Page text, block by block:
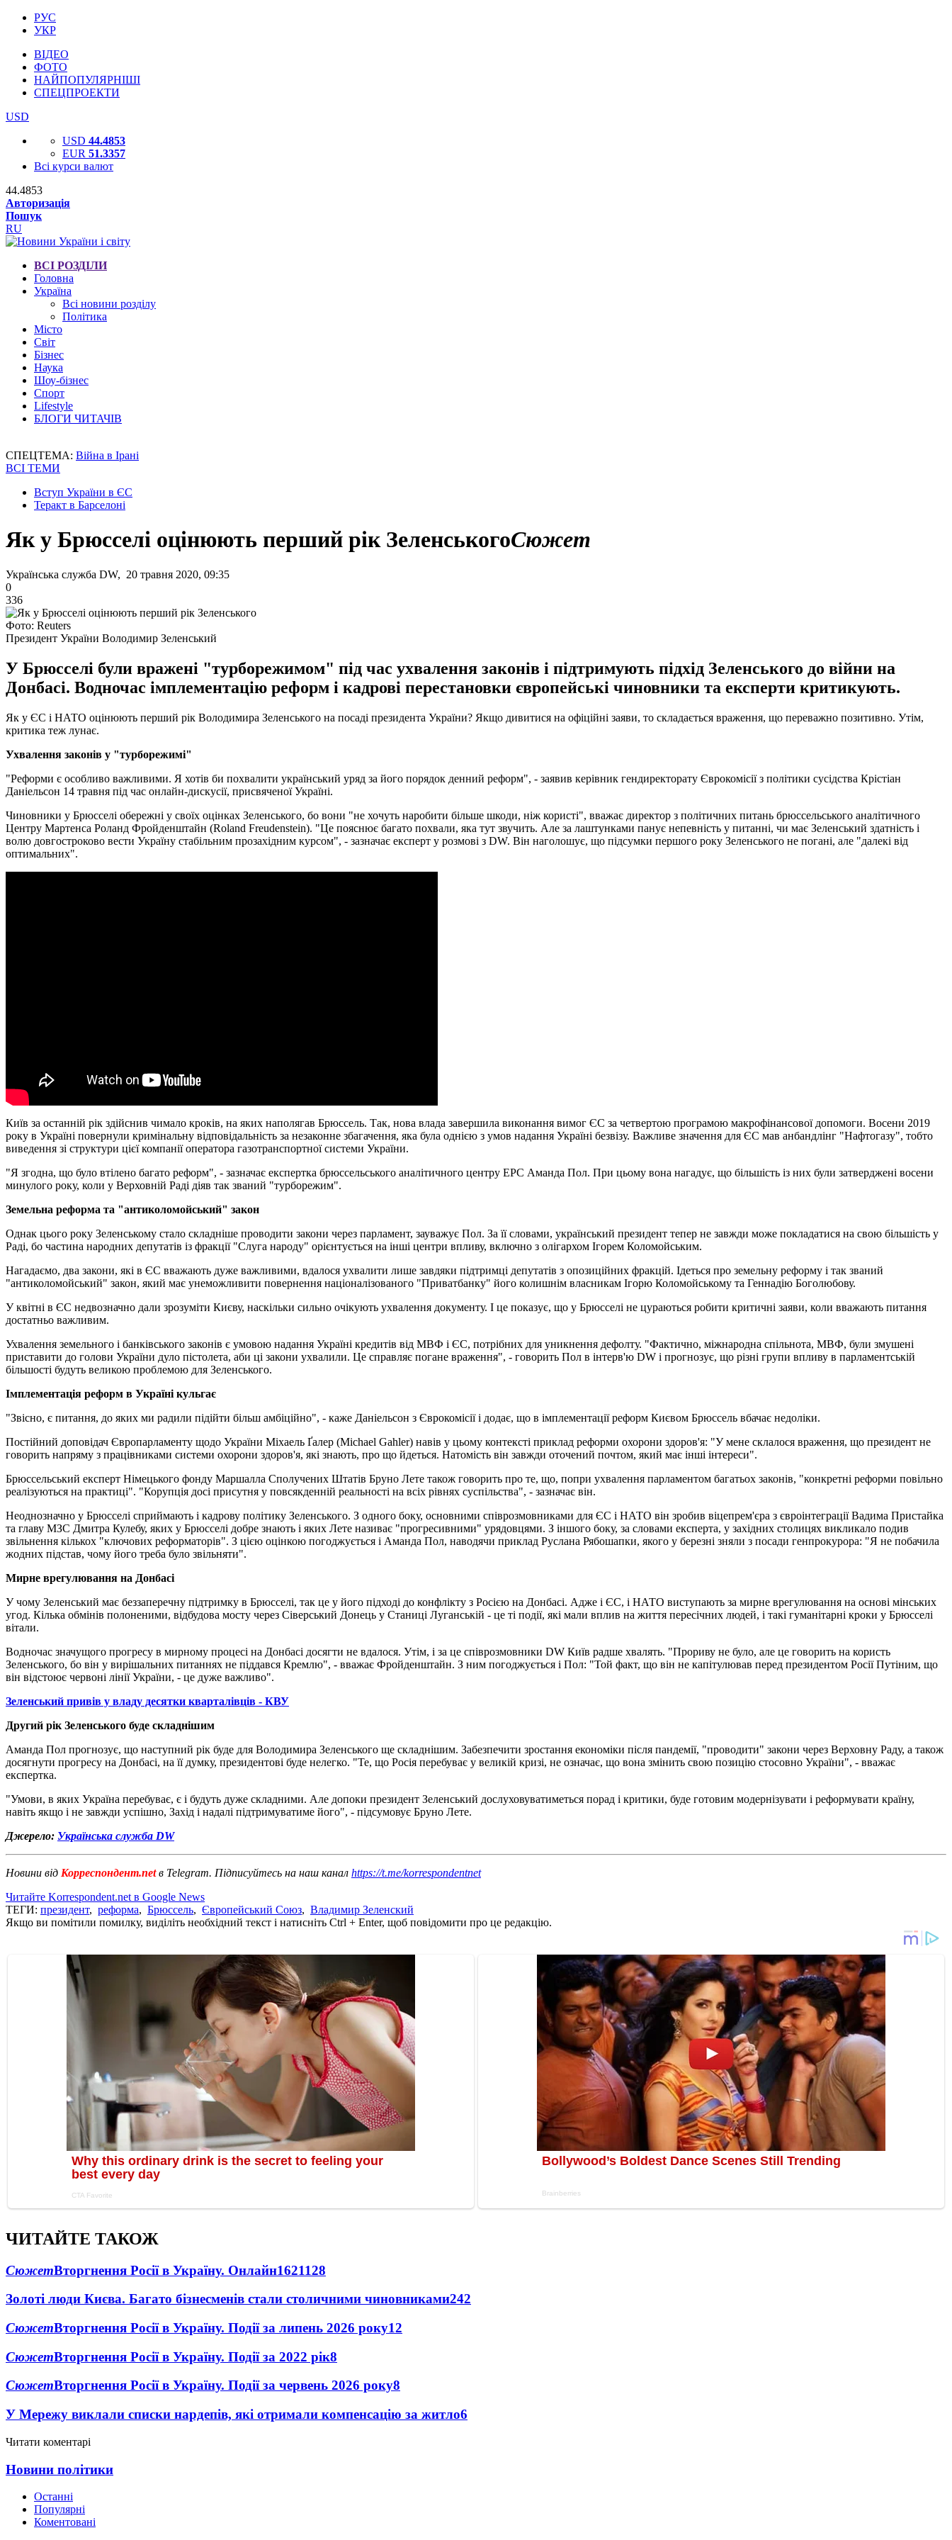
РУС
УКР
ВІДЕО
ФОТО
НАЙПОПУЛЯРНІШІ
СПЕЦПРОЕКТИ
USD
USD 44.4853
EUR 51.3357
Всі курси валют
44.4853
Авторизація
Пошук
RU
ВСІ РОЗДІЛИ
Головна
Україна
Всі новини розділу
Політика
Місто
Світ
Бізнес
Наука
Шоу-бізнес
Спорт
Lifestyle
БЛОГИ ЧИТАЧІВ
СПЕЦТЕМА: Війна в Ірані
ВСІ ТЕМИ
Вступ України в ЄС
Теракт в Барселоні
Як у Брюсселі оцінюють перший рік ЗеленськогоСюжет
Українська служба DW, 20 травня 2020, 09:35
0
336
Фото: Reuters
Президент України Володимир Зеленський
У Брюсселі були вражені "турборежимом" під час ухвалення законів і підтримують підхід Зеленського до війни на
Донбасі. Водночас імплементацію реформ і кадрові перестановки європейські чиновники та експерти критикують.
Як у ЄС і НАТО оцінюють перший рік Володимира Зеленського на посаді президента України? Якщо дивитися на офіційні заяви, то складається враження, що переважно позитивно. Утім,
критика теж лунає.
Ухвалення законів у "турборежимі"
"Реформи є особливо важливими. Я хотів би похвалити український уряд за його порядок денний реформ", - заявив керівник гендиректорату Єврокомісії з політики сусідства Крістіан
Даніельсон 14 травня під час онлайн-дискусії, присвяченої Україні.
Чиновники у Брюсселі обережні у своїх оцінках Зеленського, бо вони "не хочуть наробити більше шкоди, ніж користі", вважає директор з політичних питань брюссельського аналітичного
Центру Мартенса Роланд Фройденштайн (Roland Freudenstein). "Це пояснює багато похвали, яка тут звучить. Але за лаштунками панує непевність у питанні, чи має Зеленський здатність і
волю довгостроково вести Україну стабільним прозахідним курсом", - зазначає експерт у розмові з DW. Він наголошує, що підсумки першого року Зеленського не погані, але "далекі від
оптимальних".
Київ за останній рік здійснив чимало кроків, на яких наполягав Брюссель. Так, нова влада завершила виконання вимог ЄС за четвертою програмою макрофінансової допомоги. Восени 2019
року в Україні повернули кримінальну відповідальність за незаконне збагачення, яка була однією з умов надання Україні безвізу. Важливе значення для ЄС мав анбандлінг "Нафтогазу", тобто
виведення зі структури цієї компанії оператора газотранспортної системи України.
"Я згодна, що було втілено багато реформ", - зазначає експертка брюссельського аналітичного центру EPC Аманда Пол. При цьому вона нагадує, що більшість із них були затверджені восени
минулого року, коли у Верховній Раді діяв так званий "турборежим".
Земельна реформа та "антиколомойський" закон
Однак цього року Зеленському стало складніше проводити закони через парламент, зауважує Пол. За її словами, український президент тепер не завжди може покладатися на свою більшість у
Раді, бо частина народних депутатів із фракції "Слуга народу" орієнтується на інші центри впливу, включно з олігархом Ігорем Коломойським.
Нагадаємо, два закони, які в ЄС вважають дуже важливими, вдалося ухвалити лише завдяки підтримці депутатів з опозиційних фракцій. Ідеться про земельну реформу і так званий
"антиколомойський" закон, який має унеможливити повернення націоналізованого "Приватбанку" його колишнім власникам Ігорю Коломойському та Геннадію Боголюбову.
У квітні в ЄС недвозначно дали зрозуміти Києву, наскільки сильно очікують ухвалення документу. І це показує, що у Брюсселі не цураються робити критичні заяви, коли вважають питання
достатньо важливим.
Ухвалення земельного і банківського законів є умовою надання Україні кредитів від МВФ і ЄС, потрібних для уникнення дефолту. "Фактично, міжнародна спільнота, МВФ, були змушені
приставити до голови України дуло пістолета, аби ці закони ухвалили. Це справляє погане враження", - говорить Пол в інтерв'ю DW і прогнозує, що різні групи впливу в парламентській
більшості будуть великою проблемою для Зеленського.
Імплементація реформ в Україні кульгає
"Звісно, є питання, до яких ми радили підійти більш амбіційно", - каже Даніельсон з Єврокомісії і додає, що в імплементації реформ Києвом Брюссель вбачає недоліки.
Постійний доповідач Європарламенту щодо України Міхаель Ґалер (Michael Gahler) навів у цьому контексті приклад реформи охорони здоров'я: "У мене склалося враження, що президент не
говорить напряму з працівниками системи охорони здоров'я, які знають, про що йдеться. Натомість він завжди оточений почтом, який має інші інтереси".
Брюссельський експерт Німецького фонду Маршалла Сполучених Штатів Бруно Лете також говорить про те, що, попри ухвалення парламентом багатьох законів, "конкретні реформи повільно
реалізуються на практиці". "Корупція досі присутня у повсякденній реальності на всіх рівнях суспільства", - зазначає він.
Неоднозначно у Брюсселі сприймають і кадрову політику Зеленського. З одного боку, основними співрозмовниками для ЄС і НАТО він зробив віцепрем'єра з євроінтеграції Вадима Пристайка
та главу МЗС Дмитра Кулебу, яких у Брюсселі добре знають і яких Лете називає "прогресивними" урядовцями. З іншого боку, за словами експерта, у західних столицях викликало подив
звільнення кількох "ключових реформаторів". З цією оцінкою погоджується і Аманда Пол, наводячи приклад Руслана Рябошапки, якого у березні зняли з посади генпрокурора: "Я не побачила
жодних підстав, чому його треба було звільняти".
Мирне врегулювання на Донбасі
У чому Зеленський має беззаперечну підтримку в Брюсселі, так це у його підході до конфлікту з Росією на Донбасі. Адже і ЄС, і НАТО виступають за мирне врегулювання на основі мінських
угод. Кілька обмінів полоненими, відбудова мосту через Сіверський Донець у Станиці Луганській - це ті події, які мали вплив на життя пересічних людей, і такі гуманітарні кроки у Брюсселі
вітали.
Водночас значущого прогресу в мирному процесі на Донбасі досягти не вдалося. Утім, і за це співрозмовники DW Київ радше хвалять. "Прориву не було, але це говорить на користь
Зеленського, бо він у вирішальних питаннях не піддався Кремлю", - вважає Фройденштайн. З ним погоджується і Пол: "Той факт, що він не капітулював перед президентом Росії Путіним, що
він відстоює червоні лінії України, - це дуже важливо".
Зеленський привів у владу десятки кварталівців - КВУ
Другий рік Зеленського буде складнішим
Аманда Пол прогнозує, що наступний рік буде для Володимира Зеленського ще складнішим. Забезпечити зростання економіки після пандемії, "проводити" закони через Верховну Раду, а також
досягнути прогресу на Донбасі, на її думку, президентові буде нелегко. "Те, що Росія перебуває у великій кризі, не означає, що вона змінить свою позицію стосовно України", - вважає
експертка.
"Умови, в яких Україна перебуває, є і будуть дуже складними. Але допоки президент Зеленський дослуховуватиметься порад і критики, буде готовим модернізувати і реформувати країну,
навіть якщо і не завжди успішно, Захід і надалі підтримуватиме його", - підсумовує Бруно Лете.
Джерело: Українська служба DW
Новини від Корреспондент.netв Telegram. Підписуйтесь на наш канал https://t.me/korrespondentnet
Читайте Korrespondent.net в Google News
ТЕГИ: президент, реформа, Брюссель, Європейський Союз, Владимир Зеленский
Якщо ви помітили помилку, виділіть необхідний текст і натисніть Ctrl + Enter, щоб повідомити про це редакцію.
ЧИТАЙТЕ ТАКОЖ
СюжетВторгнення Росії в Україну. Онлайн1621128
Золоті люди Києва. Багато бізнесменів стали столичними чиновниками242
СюжетВторгнення Росії в Україну. Події за липень 2026 року12
СюжетВторгнення Росії в Україну. Події за 2022 рік8
СюжетВторгнення Росії в Україну. Події за червень 2026 року8
У Мережу виклали списки нардепів, які отримали компенсацію за житло6
Читати коментарі
Новини політики
Останні
Популярні
Коментовані